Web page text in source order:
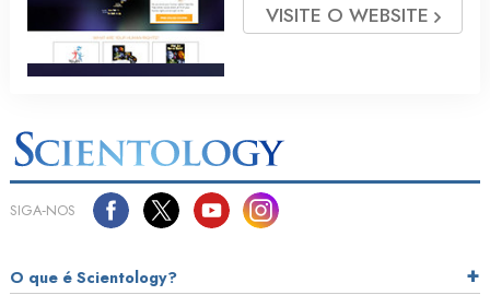
VISITE O WEBSITE
SIGA‑NOS
O que é Scientology?